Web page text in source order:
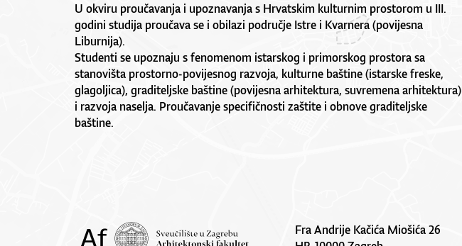
U okviru proučavanja i upoznavanja s Hrvatskim kulturnim prostorom u III.
godini studija proučava se i obilazi područje Istre i Kvarnera (povijesna
Liburnija).
Studenti se upoznaju s fenomenom istarskog i primorskog prostora sa
stanovišta prostorno-povijesnog razvoja, kulturne baštine (istarske freske,
glagoljica), graditeljske baštine (povijesna arhitektura, suvremena arhitektura)
i razvoja naselja. Proučavanje specifičnosti zaštite i obnove graditeljske
baštine.
Fra Andrije Kačića Miošića 26